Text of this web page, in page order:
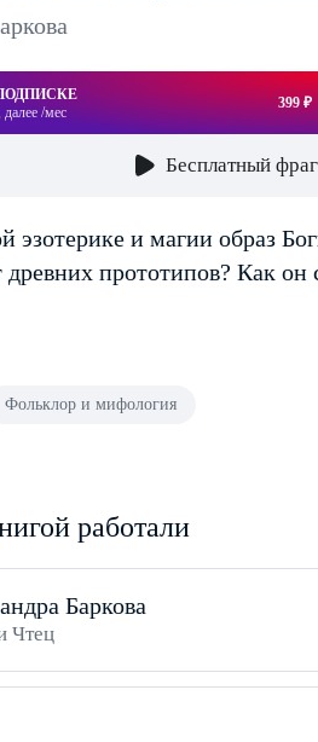
далее /мес
399 ₽
Бесплатный
эзотерике и магии образ
древних прототипов? Как он
Фольклор и мифология
работали
Баркова
Чтец